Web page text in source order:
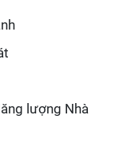
lượng Nhà